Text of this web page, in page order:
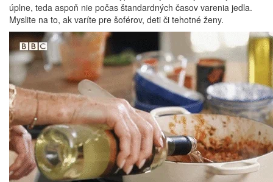
úplne, teda aspoň nie počas štandardných časov varenia jedla.
Myslite na to, ak varíte pre šoférov, deti či tehotné ženy.